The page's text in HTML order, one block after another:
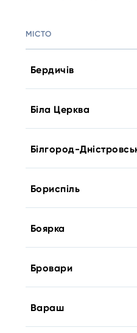
МІСТО
Бердичів
Біла Церква
Білгород-
Бориспіль
Боярка
Бровари
Вараш